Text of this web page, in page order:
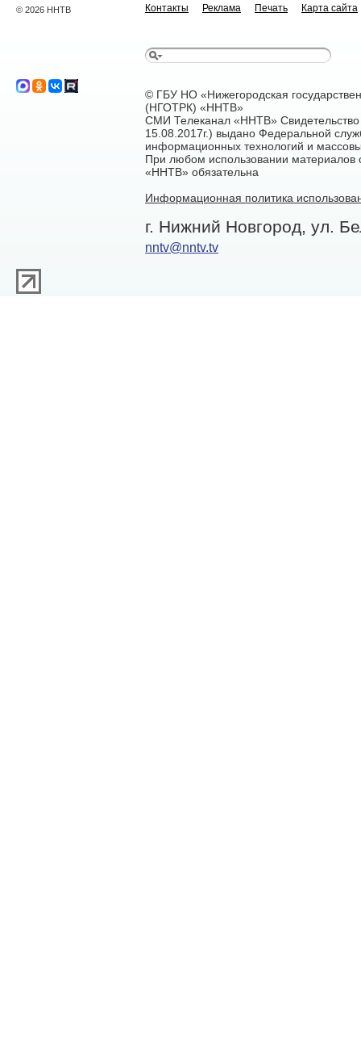
© 2026 ННТВ Контакты Реклама Печать Карта сайта
© ГБУ НО «Нижегородская
(НГОТРК) «ННТВ»
СМИ Телеканал «ННТВ»
15.08.2017г.) выдано Федеральной
информационных технологий и
При любом использовании материалов
«ННТВ» обязательна
Информационная политика
г. Нижний Новгород, ул.
nntv@nntv.tv